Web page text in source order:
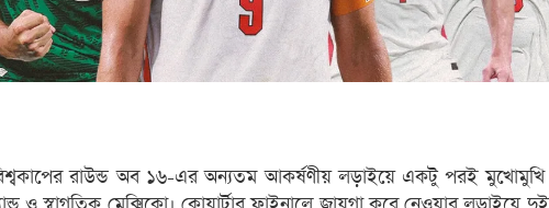
রাউন্ড অব ১৬-এর অন্যতম আকর্ষণীয় লড়াইয়ে একটু পরই মুখোমুখি